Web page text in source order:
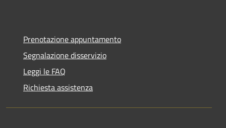
Prenotazione appuntamento
Segnalazione disservizio
Leggi le FAQ
Richiesta assistenza